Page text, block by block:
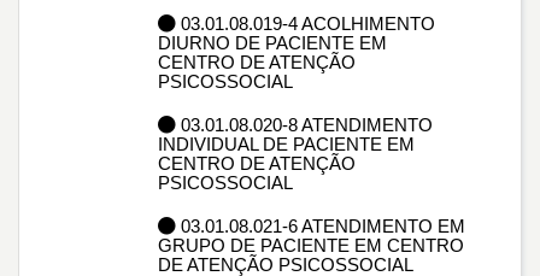
03.01.08.019-4 ACOLHIMENTO
DIURNO DE PACIENTE EM
CENTRO DE ATENÇÃO
PSICOSSOCIAL
03.01.08.020-8 ATENDIMENTO
INDIVIDUAL DE PACIENTE EM
CENTRO DE ATENÇÃO
PSICOSSOCIAL
03.01.08.021-6 ATENDIMENTO EM
GRUPO DE PACIENTE EM CENTRO
DE ATENÇÃO PSICOSSOCIAL